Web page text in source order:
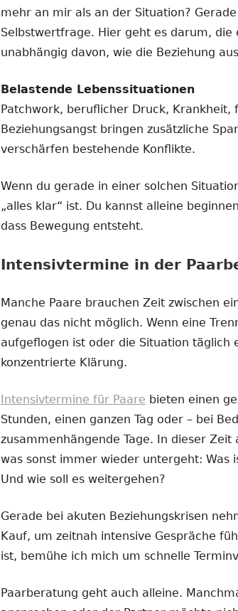
mehr an mir als an der Situation?
Selbstwertfrage. Hier geht es darum, die
unabhängig davon, wie die Beziehung
Belastende Lebenssituationen
Patchwork, beruflicher Druck, Krankheit,
Beziehungsangst bringen zusätzliche
verschärfen bestehende Konflikte.
Wenn du gerade in einer solchen
„alles klar“ ist. Du kannst alleine
dass Bewegung entsteht.
Intensivtermine in der
Manche Paare brauchen Zeit zwischen
genau das nicht möglich. Wenn eine
aufgeflogen ist oder die Situation täglich
konzentrierte Klärung.
Intensivtermine für Paare bieten einen
Stunden, einen ganzen Tag oder – bei
zusammenhängende Tage. In dieser
was sonst immer wieder untergeht: Was
Und wie soll es weitergehen?
Gerade bei akuten Beziehungskrisen
Kauf, um zeitnah intensive Gespräche
ist, bemühe ich mich um schnelle
Paarberatung geht auch alleine.